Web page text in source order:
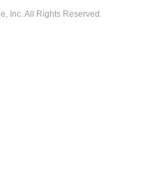
Inc. All Rights Reserved.